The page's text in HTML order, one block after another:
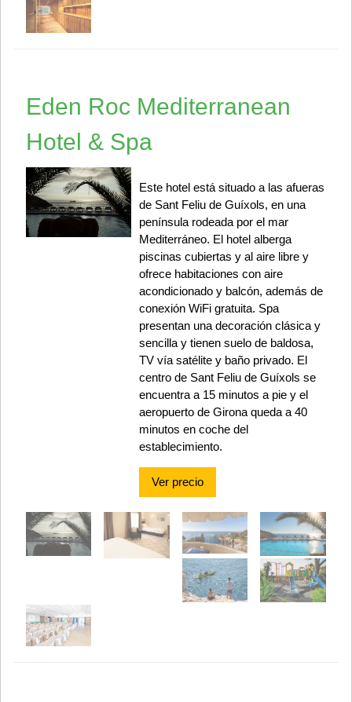
Eden Roc Mediterranean
Hotel & Spa
Este hotel está situado a las afueras
de Sant Feliu de Guíxols, en una
península rodeada por el mar
Mediterráneo. El hotel alberga
piscinas cubiertas y al aire libre y
ofrece habitaciones con aire
acondicionado y balcón, además de
conexión WiFi gratuita. Spa
presentan una decoración clásica y
sencilla y tienen suelo de baldosa,
TV vía satélite y baño privado. El
centro de Sant Feliu de Guíxols se
encuentra a 15 minutos a pie y el
aeropuerto de Girona queda a 40
minutos en coche del
establecimiento.
Ver precio